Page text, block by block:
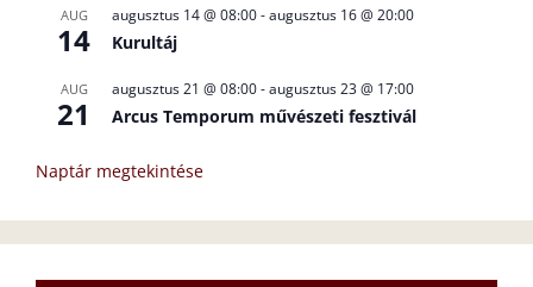
AUG
14
augusztus 14 @ 08:00-augusztus 16 @ 20:00
Kurultáj
AUG
21
augusztus 21 @ 08:00-augusztus 23 @ 17:00
Arcus Temporum művészeti fesztivál
Naptár megtekintése